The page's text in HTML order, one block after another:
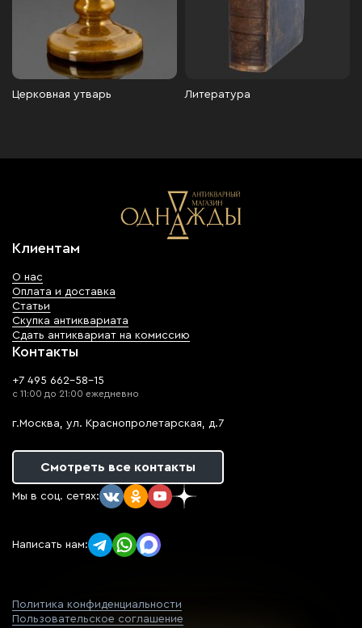
Церковная утварь Литература
Клиентам
О нас
Оплата и доставка
Статьи
Скупка антиквариата
Сдать антиквариат на комиссию
Контакты
+7 495 662-58-15
с 11:00 до 21:00 ежедневно
г.Москва, ул. Краснопролетарская, д.7
Смотреть все контакты
Мы в соц. сетях:
Написать нам:
Политика конфиденциальности
Пользовательское соглашение